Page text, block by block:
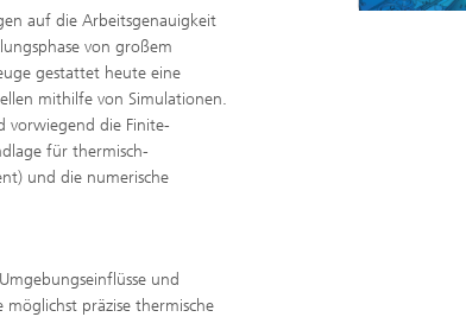
auf die Arbeitsgenauigkeit
von großem
gestattet heute eine
mithilfe von Simulationen.
vorwiegend die Finite-
für thermisch-
und die numerische
und
präzise thermische